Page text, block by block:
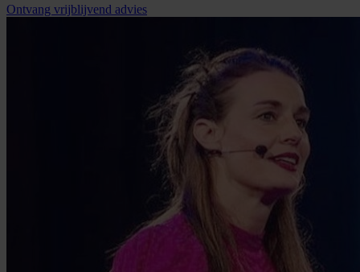
Ontvang vrijblijvend advies